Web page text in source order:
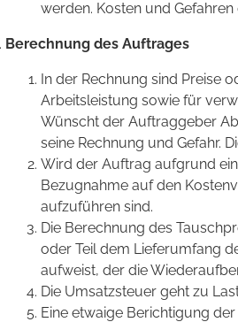
werden. Kosten und
Berechnung des Auftrages
In der Rechnung sind Preise
Arbeitsleistung sowie für
Wünscht der Auftraggeber
seine Rechnung und Gefahr.
Wird der Auftrag aufgrund
Bezugnahme auf den
aufzuführen sind.
Die Berechnung des
oder Teil dem Lieferumfang
aufweist, der die
Die Umsatzsteuer geht zu
Eine etwaige Berichtigung